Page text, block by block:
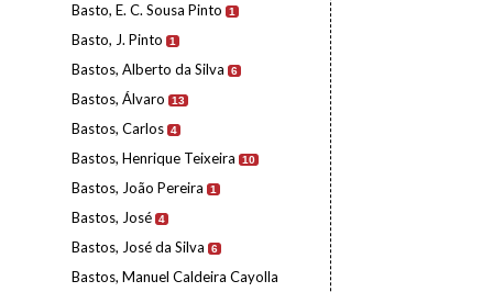
Basto, E. C. Sousa Pinto 1
Basto, J. Pinto 1
Bastos, Alberto da Silva 6
Bastos, Álvaro 13
Bastos, Carlos 4
Bastos, Henrique Teixeira 10
Bastos, João Pereira 1
Bastos, José 4
Bastos, José da Silva 6
Bastos, Manuel Caldeira Cayolla